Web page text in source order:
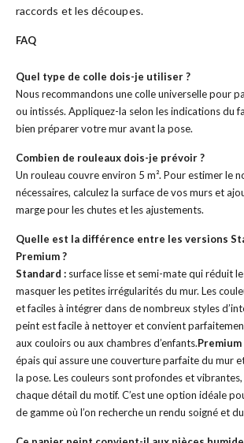
raccords et les découpes.
FAQ
Quel type de colle dois-je utiliser ?
Nous recommandons une colle universelle pour
ou intissés. Appliquez-la selon les indications du
bien préparer votre mur avant la pose.
Combien de rouleaux dois-je prévoir ?
Un rouleau couvre environ 5 m². Pour estimer le
nécessaires, calculez la surface de vos murs et
marge pour les chutes et les ajustements.
Quelle est la différence entre les versions
Premium ?
Standard : surface lisse et semi-mate qui réduit
masquer les petites irrégularités du mur. Les
et faciles à intégrer dans de nombreux styles
peint est facile à nettoyer et convient
aux couloirs ou aux chambres d’enfants.Premium
épais qui assure une couverture parfaite du mur
la pose. Les couleurs sont profondes et
chaque détail du motif. C’est une option idéale
de gamme où l’on recherche un rendu soigné et